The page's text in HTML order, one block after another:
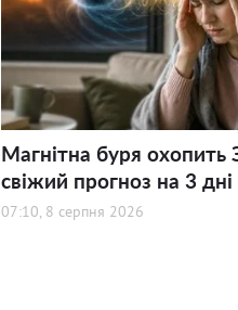
Магнітна буря
свіжий прогноз на 3 дні
07:10, 8 серпня 2026